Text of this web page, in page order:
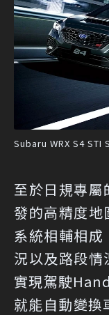
Subaru WRX S4
至於日規專屬
發的高精度地
系統相輔相
況以及路段情
實現駕駛
就能自動變